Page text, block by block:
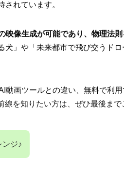
れています。
映像生成が可能であり、物理法
犬」や「未来都市で飛び交うド
動画ツールとの違い、無料で利
を知りたい方は、ぜひ最後まで
ンジ♪